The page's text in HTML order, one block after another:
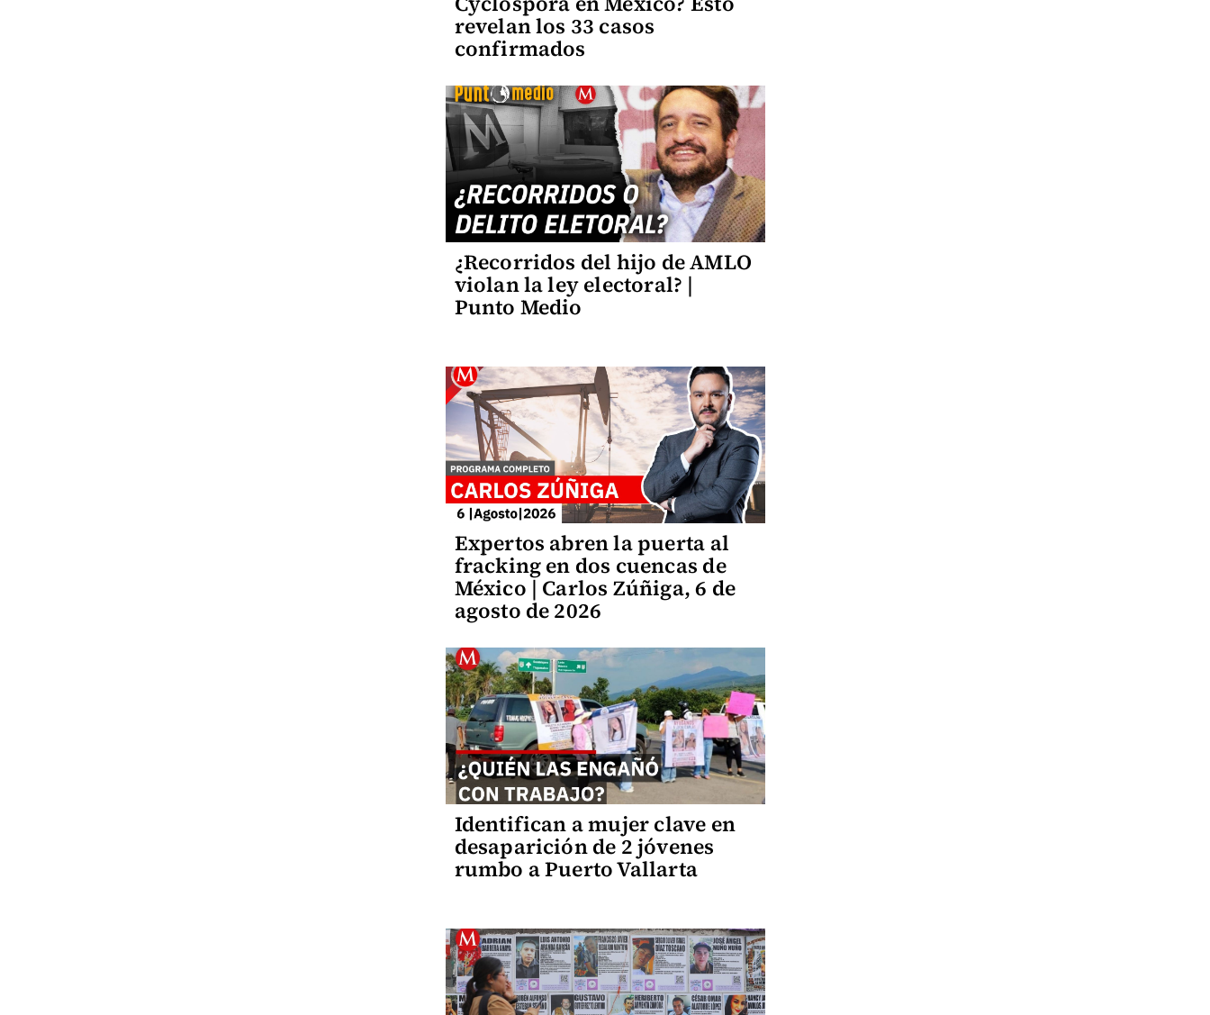
revelan los 33 casos
confirmados
¿Recorridos del hijo de AMLO
violan la ley electoral? |
Punto Medio
Expertos abren la puerta al
fracking en dos cuencas de
México | Carlos Zúñiga, 6 de
agosto de 2026
Identifican a mujer clave en
desaparición de 2 jóvenes
rumbo a Puerto Vallarta